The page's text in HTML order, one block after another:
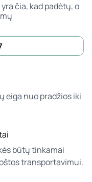
čia, kad padėtų, o
eiga nuo pradžios iki
būtų tinkamai
transportavimui.